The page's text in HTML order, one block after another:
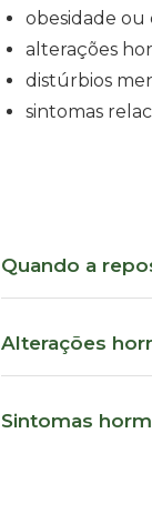
obesidade
alterações
distúrbios
sintomas
Quando a
Alterações
Sintomas